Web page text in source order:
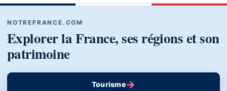
NOTREFRANCE.COM
Explorer la France, ses régions et son
patrimoine
Tourisme→